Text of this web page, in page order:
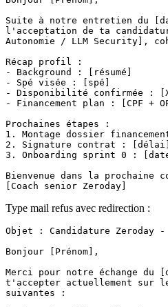
Suite à notre entretien du
l'acceptation de ta
Autonomie / LLM Security],
Récap profil :
- Background : [résumé]
- Spé visée : [spé]
- Disponibilité confirmée :
- Financement plan : [CPF +
Prochaines étapes :
1. Montage dossier
2. Signature contrat : [délai]
3. Onboarding sprint 0 :
Bienvenue dans la prochaine
Type mail refus avec redirection :
Objet : Candidature Zeroday
Bonjour [Prénom],
Merci pour notre échange
t'accepter actuellement sur
suivantes :